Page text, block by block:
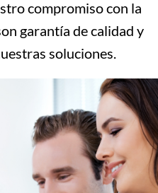
compromiso con la
garantía de calidad y
soluciones.